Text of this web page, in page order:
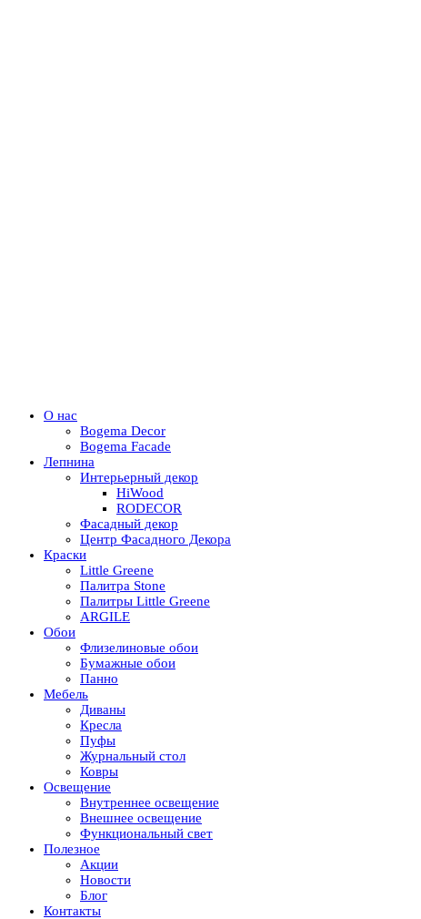
О нас
Bogema Decor
Bogema Facade
Лепнина
Интерьерный декор
HiWood
RODECOR
Фасадный декор
Центр Фасадного Декора
Краски
Little Greene
Палитра Stone
Палитры Little Greene
ARGILE
Обои
Флизелиновые обои
Бумажные обои
Панно
Мебель
Диваны
Кресла
Пуфы
Журнальный стол
Ковры
Освещение
Внутреннее освещение
Внешнее освещение
Функциональный свет
Полезное
Акции
Новости
Блог
Контакты